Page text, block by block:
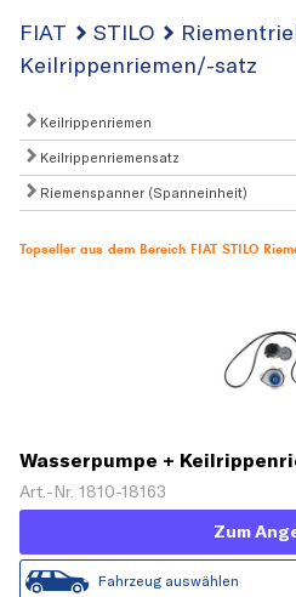
FIAT STILO
Keilrippenriemen/-satz
Keilrippenriemen
Keilrippenriemensatz
Riemenspanner (Spanneinheit)
Topseller aus dem Bereich FIAT STILO
Wasserpumpe +
Art.-Nr. 1810-18163
Zum
Fahrzeug auswählen